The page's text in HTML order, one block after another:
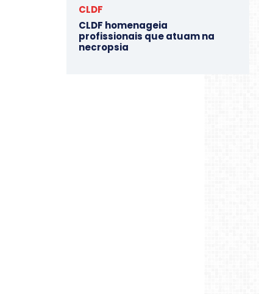
CLDF
CLDF homenageia
profissionais que atuam na
necropsia